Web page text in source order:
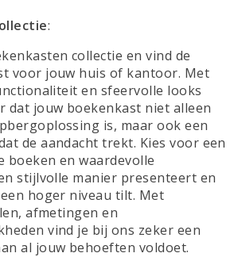
:
collectie en vind de
voor jouw huis of kantoor. Met
en sfeervolle looks
dat jouw boekenkast niet alleen
is, maar ook een
de aandacht trekt. Kies voor een
boeken en waardevolle
stijlvolle manier presenteert en
hoger niveau tilt. Met
afmetingen en
vind je bij ons zeker een
al jouw behoeften voldoet.